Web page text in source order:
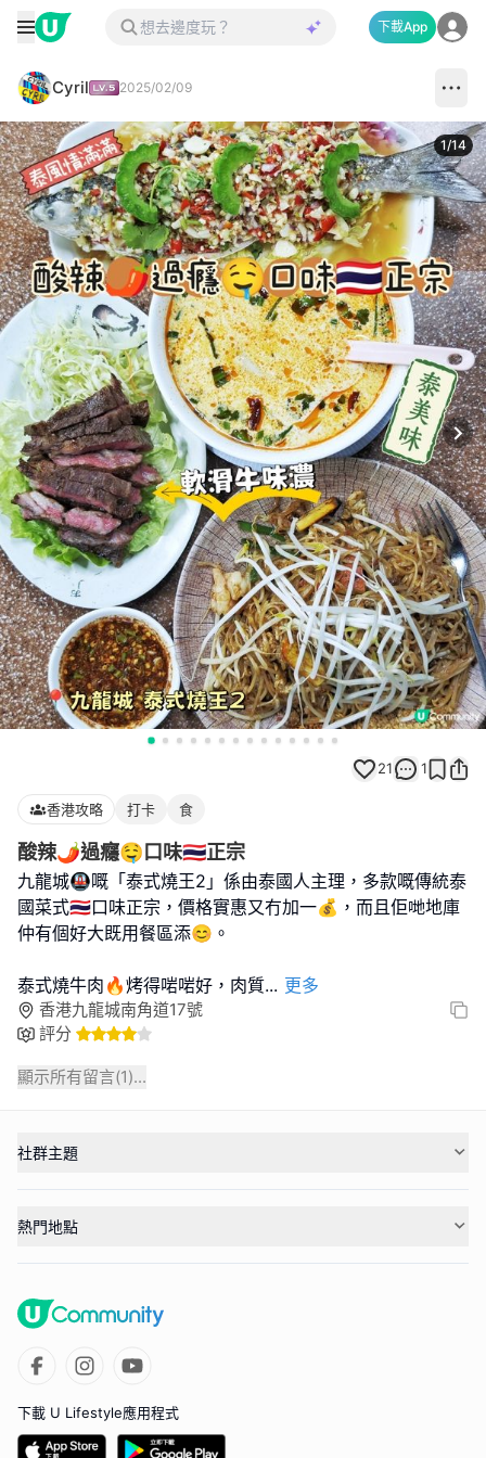
下載App
Cyril 2025/02/09
1/14
21 1
香港攻略 打卡 食
酸辣🌶️過癮🤤口味🇹🇭正宗
九龍城🚇嘅「泰式燒王2」係由泰國人主理，多款嘅傳統泰
國菜式🇹🇭口味正宗，價格實惠又冇加一💰，而且佢哋地庫
仲有個好大既用餐區添😊。
泰式燒牛肉🔥烤得啱啱好，肉質... 更多
香港九龍城南角道17號
評分
顯示所有留言(1)...
社群主題
熱門地點
下載 U Lifestyle應用程式